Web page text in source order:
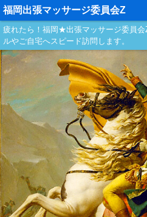
福岡出張マッサージ委員会Z
疲れたら！福岡★出張マッサージ委員
ルやご自宅へスピード訪問します。